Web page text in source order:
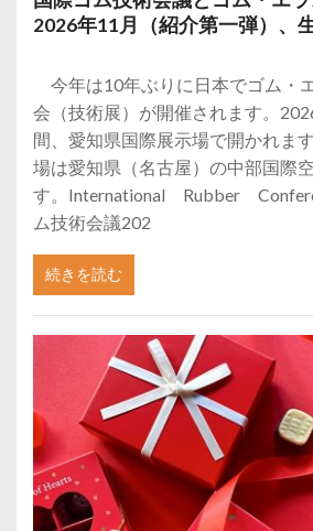
2026年11月（紹介第一弾）、
今年は10年ぶりに日本でゴム・
会（技術展）が開催されます。
間、愛知県国際展示場で開かれま
場は愛知県（名古屋）の中部国際
す。International Rubber
ム技術会議202
続きを読む